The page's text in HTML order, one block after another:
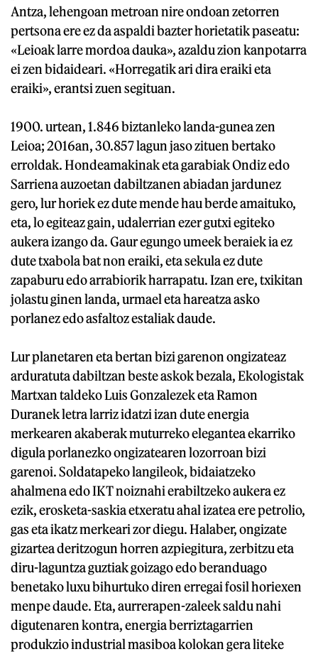
Antza, lehengoan metroan nire ondoan zetorren
pertsona ere ez da aspaldi bazter horietatik paseatu:
«Leioak larre mordoa dauka», azaldu zion kanpotarra
ei zen bidaideari. «Horregatik ari dira eraiki eta
eraiki», erantsi zuen segituan.
1900. urtean, 1.846 biztanleko landa-gunea zen
Leioa; 2016an, 30.857 lagun jaso zituen bertako
erroldak. Hondeamakinak eta garabiak Ondiz edo
Sarriena auzoetan dabiltzanen abiadan jardunez
gero, lur horiek ez dute mende hau berde amaituko,
eta, lo egiteaz gain, udalerrian ezer gutxi egiteko
aukera izango da. Gaur egungo umeek beraiek ia ez
dute txabola bat non eraiki, eta sekula ez dute
zapaburu edo arrabiorik harrapatu. Izan ere, txikitan
jolastu ginen landa, urmael eta hareatza asko
porlanez edo asfaltoz estaliak daude.
Lur planetaren eta bertan bizi garenon ongizateaz
arduratuta dabiltzan beste askok bezala, Ekologistak
Martxan taldeko Luis Gonzalezek eta Ramon
Duranek letra larriz idatzi izan dute energia
merkearen akaberak muturreko elegantea ekarriko
digula porlanezko ongizatearen lozorroan bizi
garenoi. Soldatapeko langileok, bidaiatzeko
ahalmena edo IKT noiznahi erabiltzeko aukera ez
ezik, erosketa-saskia etxeratu ahal izatea ere petrolio,
gas eta ikatz merkeari zor diegu. Halaber, ongizate
gizartea deritzogun horren azpiegitura, zerbitzu eta
diru-laguntza guztiak goizago edo beranduago
benetako luxu bihurtuko diren erregai fosil horiexen
menpe daude. Eta, aurrerapen-zaleek saldu nahi
digutenaren kontra, energia berriztagarrien
produkzio industrial masiboa kolokan gera liteke